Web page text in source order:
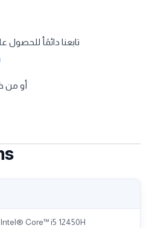
تابعنا دائمًأ
أو من
Intel® Core™ i5 12450H